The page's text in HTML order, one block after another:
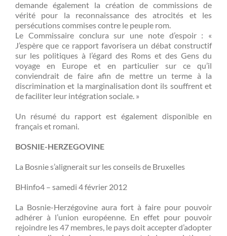
demande également la création de commissions de
vérité pour la reconnaissance des atrocités et les
persécutions commises contre le peuple rom.
Le Commissaire conclura sur une note d’espoir : «
J’espère que ce rapport favorisera un débat constructif
sur les politiques à l’égard des Roms et des Gens du
voyage en Europe et en particulier sur ce qu’il
conviendrait de faire afin de mettre un terme à la
discrimination et la marginalisation dont ils souffrent et
de faciliter leur intégration sociale. »
Un résumé du rapport est également disponible en
français et romani.
BOSNIE-HERZEGOVINE
La Bosnie s’alignerait sur les conseils de Bruxelles
BHinfo4 – samedi 4 février 2012
La Bosnie-Herzégovine aura fort à faire pour pouvoir
adhérer à l’union européenne. En effet pour pouvoir
rejoindre les 47 membres, le pays doit accepter d’adopter